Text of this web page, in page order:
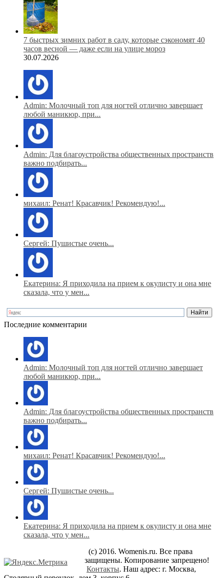
7 быстрых зимних работ в саду, которые сэкономят 40
часов весной — даже если на улице мороз
30.07.2026
Admin: Молочный топ для ногтей отлично завершает
любой маникюр, при...
Admin: Для благоустройства общественных пространств
важно подбирать...
михаил: Ренат! Красавчик! Рекомендую!...
Сергей: Пушистые очень...
Екатерина: Я приходила на прием к окулисту и она мне
сказала, что у мен...
Последние комментарии
Admin: Молочный топ для ногтей отлично завершает
любой маникюр, при...
Admin: Для благоустройства общественных пространств
важно подбирать...
михаил: Ренат! Красавчик! Рекомендую!...
Сергей: Пушистые очень...
Екатерина: Я приходила на прием к окулисту и она мне
сказала, что у мен...
(c) 2016. Womenis.ru. Все права
защищены. Копирование запрещено!
Контакты. Наш адрес: г. Москва,